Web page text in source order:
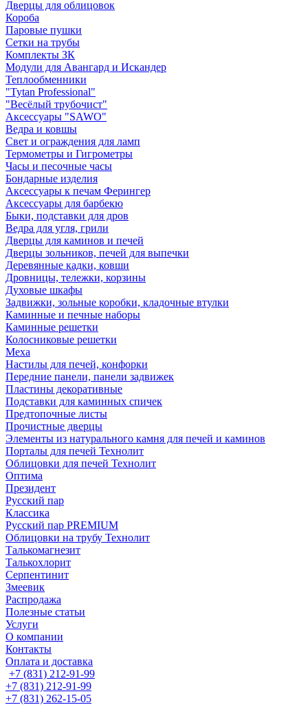
Дверцы для облицовок
Короба
Паровые пушки
Сетки на трубы
Комплекты ЗК
Модули для Авангард и Искандер
Теплообменники
"Tytan Professional"
"Весёлый трубочист"
Аксессуары "SAWO"
Ведра и ковшы
Свет и ограждения для ламп
Термометры и Гигрометры
Часы и песочные часы
Бондарные изделия
Аксессуары к печам Ферингер
Аксессуары для барбекю
Быки, подставки для дров
Ведра для угля, грили
Дверцы для каминов и печей
Дверцы зольников, печей для выпечки
Деревянные кадки, ковши
Дровницы, тележки, корзины
Духовые шкафы
Задвижки, зольные коробки, кладочные втулки
Каминные и печные наборы
Каминные решетки
Колосниковые решетки
Меха
Настилы для печей, конфорки
Передние панели, панели задвижек
Пластины декоративные
Подставки для каминных спичек
Предтопочные листы
Прочистные дверцы
Элементы из натурального камня для печей и каминов
Порталы для печей Технолит
Облицовки для печей Технолит
Оптима
Президент
Русский пар
Классика
Русский пар PREMIUM
Облицовки на трубу Технолит
Талькомагнезит
Талькохлорит
Серпентинит
Змеевик
Распродажа
Полезные статьи
Услуги
О компании
Контакты
Оплата и доставка
+7 (831) 212-91-99
+7 (831) 212-91-99
+7 (831) 262-15-05